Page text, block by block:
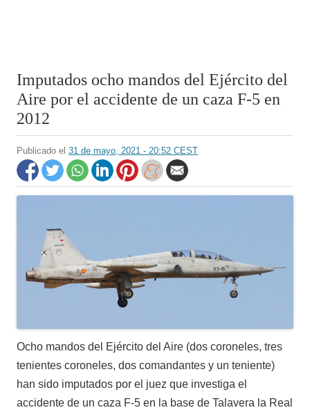
Imputados ocho mandos del Ejército del
Aire por el accidente de un caza F-5 en
2012
Publicado el 31 de mayo, 2021 - 20:52 CEST
Ocho mandos del Ejército del Aire (dos coroneles, tres
tenientes coroneles, dos comandantes y un teniente)
han sido imputados por el juez que investiga el
accidente de un caza F-5 en la base de Talavera la Real